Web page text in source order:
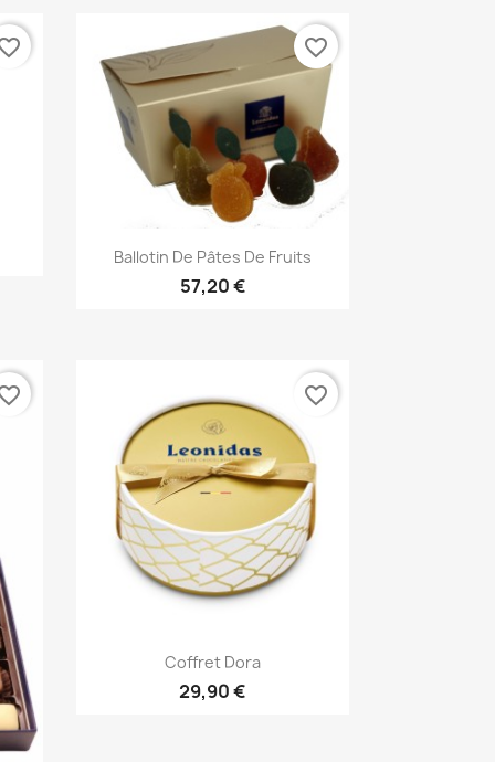
Aperçu rapide
Ballotin De Pâtes De Fruits
57,20 €
favorite_border
Aperçu rapide
Coffret Dora
29,90 €
favorite_border